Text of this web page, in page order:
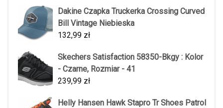
Dakine Czapka Truckerka Crossing Curved
Bill Vintage Niebieska
132,99 zł
Skechers Satisfaction 58350-Bkgy : Kolor
- Czarne, Rozmiar - 41
239,99 zł
Helly Hansen Hawk Stapro Tr Shoes Patrol